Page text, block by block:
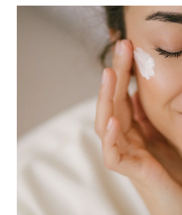
MODA & LJEPOTA